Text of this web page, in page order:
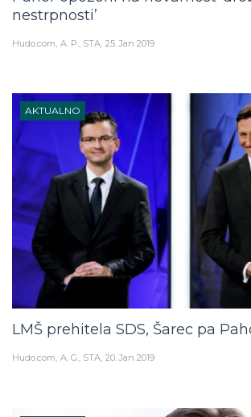
nestrpnosti’
Hudo.com A. P., STA 25. Jan 2019
AKTUALNO
LMŠ prehitela SDS, Šarec pa
Hudo.com A. G., STA 20. Jan 2019